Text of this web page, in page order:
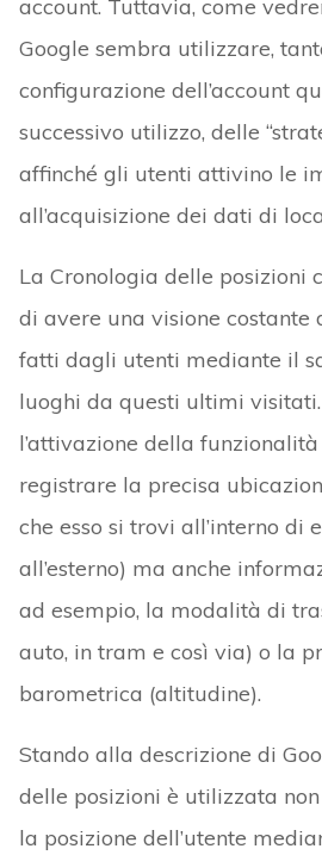
account. Tuttavia, come
Google sembra utilizzare,
configurazione dell’account
successivo utilizzo, delle
affinché gli utenti attivino le
all’acquisizione dei dati di
La Cronologia delle posizioni
di avere una visione costante
fatti dagli utenti mediante il
luoghi da questi ultimi
l’attivazione della funzionalità
registrare la precisa
che esso si trovi all’interno di
all’esterno) ma anche
ad esempio, la modalità di
auto, in tram e così via) o la
barometrica (altitudine).
Stando alla descrizione di
delle posizioni è utilizzata
la posizione dell’utente